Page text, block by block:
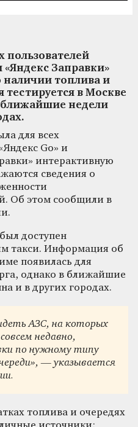
пользователей
«Яндекс Заправки»
топлива и
в Москве
ближайшие недели
для всех
Go» и
интерактивную
сведения о
Об этом сообщили в
доступен
такси. Информация об
появилась для
однако в ближайшие
и в других городах.
АЗС, на которых
недавно,
по нужному типу
— указывается
топлива и очередях